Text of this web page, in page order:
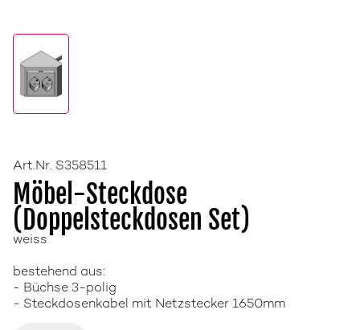
Art.Nr. S358511
Möbel-Steckdose
(Doppelsteckdosen Set)
weiss
bestehend aus:
- Büchse 3-polig
- Steckdosenkabel mit Netzstecker 1650mm